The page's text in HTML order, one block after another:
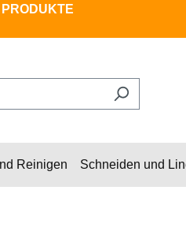
Reinigen Schneiden und